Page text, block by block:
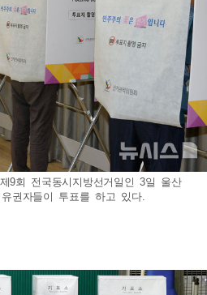
9회 전국동시지방선거일인 3일 울산
권자들이 투표를 하고 있다.